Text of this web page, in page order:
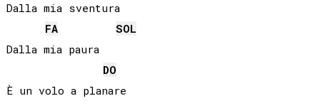
Dalla mia sventura
FA
SOL
Dalla mia paura
DO
È un volo a planare